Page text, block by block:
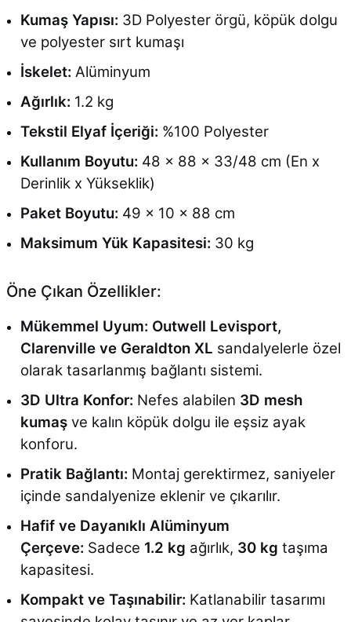
Kumaş Yapısı: 3D Polyester örgü, köpük dolgu
ve polyester sırt kumaşı
İskelet: Alüminyum
Ağırlık: 1.2 kg
Tekstil Elyaf İçeriği: %100 Polyester
Kullanım Boyutu: 48 x 88 x 33/48 cm (En x
Derinlik x Yükseklik)
Paket Boyutu: 49 x 10 x 88 cm
Maksimum Yük Kapasitesi: 30 kg
Öne Çıkan Özellikler:
Mükemmel Uyum: Outwell Levisport,
Clarenville ve Geraldton XL sandalyelerle özel
olarak tasarlanmış bağlantı sistemi.
3D Ultra Konfor: Nefes alabilen 3D mesh
kumaşve kalın köpük dolgu ile eşsiz ayak
konforu.
Pratik Bağlantı: Montaj gerektirmez, saniyeler
içinde sandalyenize eklenir ve çıkarılır.
Hafif ve Dayanıklı Alüminyum
Çerçeve: Sadece 1.2 kg ağırlık, 30 kg taşıma
kapasitesi.
Kompakt ve Taşınabilir: Katlanabilir tasarımı